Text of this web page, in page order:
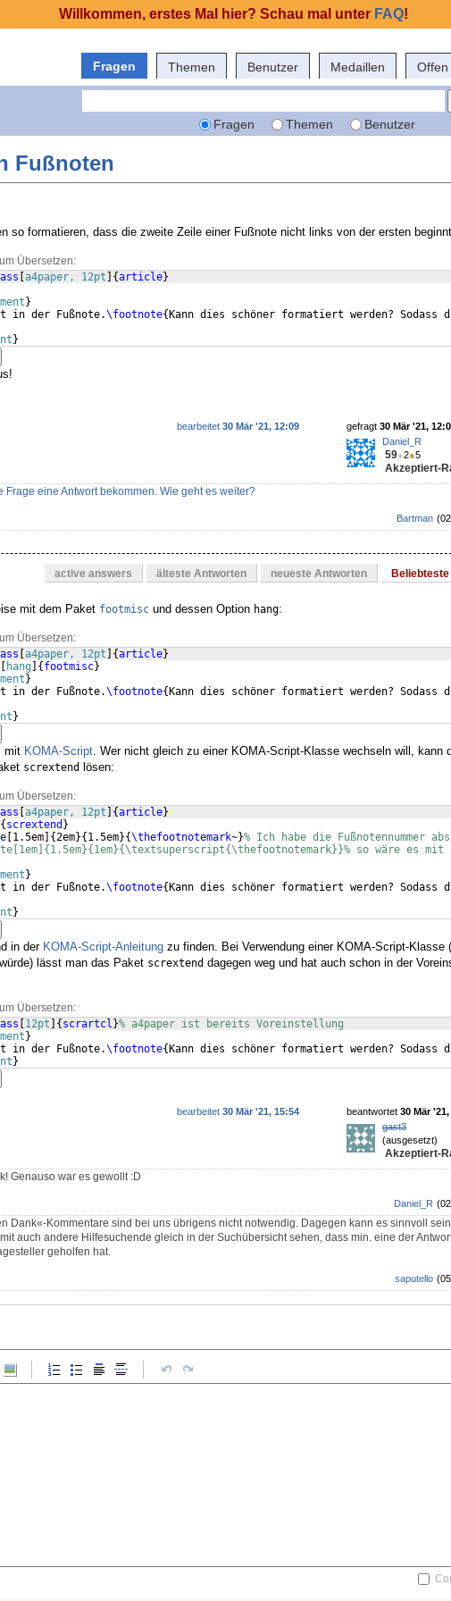
Fragen Themen Benutzer Medaillen Offen
Fragen Themen Benutzer
Fußnoten
so formatieren, dass die zweite Zeile einer Fußnote nicht links von der ersten
Übersetzen:
a4paper, 12pt {article}
}
in der Fußnote.\footnote{ Kann dies schöner formatiert werden?
}
gefragt 30 Mär '21,
Daniel_R
59●2●5
Akzeptiert-
bearbeitet 30 Mär '21, 12:09
Frage eine Antwort bekommen. Wie geht es weiter?
Bartman
active answers älteste Antworten neueste Antworten
mit dem Paket footmisc und dessen Option hang:
Übersetzen:
a4paper, 12pt {article}
hang { footmisc}
}
in der Fußnote.\footnote{ Kann dies schöner formatiert werden?
}
mit KOMA-Script. Wer nicht gleich zu einer KOMA-Script-Klasse wechseln will, kann
scrextend lösen:
Übersetzen:
a4paper, 12pt {article}
{ scrextend }
1.5em {2em}{ 1.5em}{\thefootnotemark~}% Ich habe die
so wäre es mit
}
in der Fußnote.\footnote{ Kann dies schöner formatiert werden?
}
in der KOMA-Script-Anleitung zu finden. Bei Verwendung einer KOMA-Script-Klasse
lässt man das Paket scrextend dagegen weg und hat auch schon in der
Übersetzen:
12pt { scrartcl }% a4paper ist bereits Voreinstellung
}
in der Fußnote.\footnote{ Kann dies schöner formatiert werden?
}
beantwortet 30 Mär
gast3
(ausgesetzt)
Akzeptiert-
bearbeitet 30 Mär '21, 15:54
Genauso war es gewollt :D
Daniel_R
Dank«-Kommentare sind bei uns übrigens nicht notwendig. Dagegen kann es sinnvoll sein
auch andere Hilfesuchende gleich in der Suchübersicht sehen, dass min. eine der
geholfen hat.
saputello
Willkommen, erstes Mal hier? Schau mal unter FAQ!